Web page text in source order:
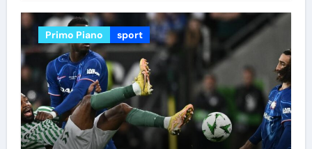
Primo Piano sport